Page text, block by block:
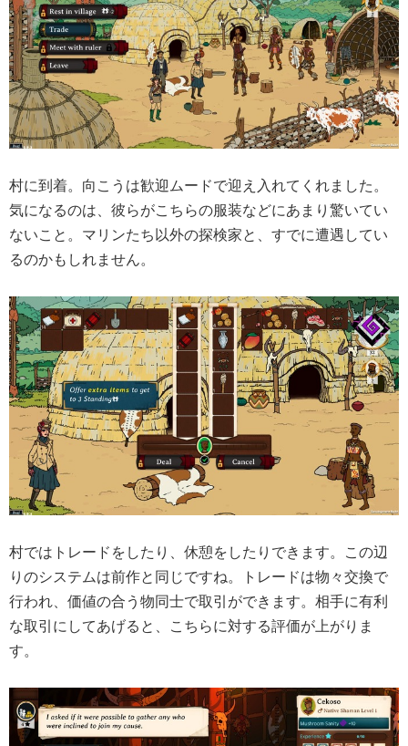
村に到着。向こうは歓迎ムードで迎え入れてくれました。
気になるのは、彼らがこちらの服装などにあまり驚いてい
ないこと。マリンたち以外の探検家と、すでに遭遇してい
るのかもしれません。
村ではトレードをしたり、休憩をしたりできます。この辺
りのシステムは前作と同じですね。トレードは物々交換で
行われ、価値の合う物同士で取引ができます。相手に有利
な取引にしてあげると、こちらに対する評価が上がりま
す。